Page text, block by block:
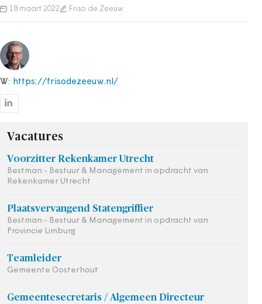
vastgoed- verkopen en verhuringen.
18 maart 2022 Friso de Zeeuw
W: https://frisodezeeuw.nl/
Vacatures
Voorzitter Rekenkamer Utrecht
Bestman - Bestuur & Management in opdracht van
Rekenkamer Utrecht
Plaatsvervangend Statengriffier
Bestman - Bestuur & Management in opdracht van
Provincie Limburg
Teamleider
Gemeente Oosterhout
Gemeentesecretaris / Algemeen Directeur